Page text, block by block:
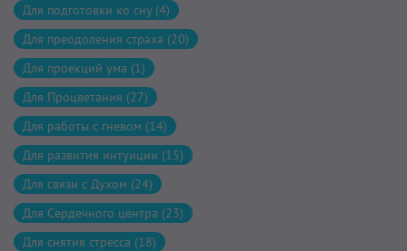
Для подготовки ко сну (4)
Для преодоления страха (20)
Для проекций ума (1)
Для Процветания (27)
Для работы с гневом (14)
Для развития интуиции (15)
Для связи с Духом (24)
Для Сердечного центра (23)
Для снятия стресса (18)